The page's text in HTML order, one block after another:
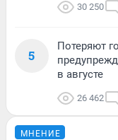
30 250
5
Потеряют
в августе
26 462
МНЕНИЕ